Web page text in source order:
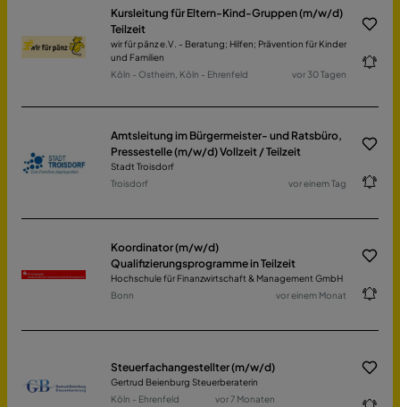
Kursleitung für Eltern-Kind-Gruppen (m/w/d)
Teilzeit
wir für pänz e.V. - Beratung; Hilfen; Prävention für Kinder
und Familien
Köln - Ostheim, Köln - Ehrenfeld
vor 30 Tagen
Amtsleitung im Bürgermeister- und Ratsbüro,
Pressestelle (m/w/d) Vollzeit / Teilzeit
Stadt Troisdorf
Troisdorf
vor einem Tag
Koordinator (m/w/d)
Qualifizierungsprogramme in Teilzeit
Hochschule für Finanzwirtschaft & Management GmbH
Bonn
vor einem Monat
Steuerfachangestellter (m/w/d)
Gertrud Beienburg Steuerberaterin
Köln - Ehrenfeld
vor 7 Monaten